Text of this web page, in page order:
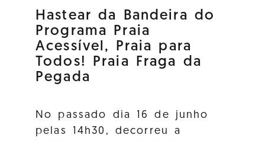
Hastear da Bandeira do
Programa Praia
Acessível, Praia para
Todos! Praia Fraga da
Pegada
No passado dia 16 de junho
pelas 14h30, decorreu a